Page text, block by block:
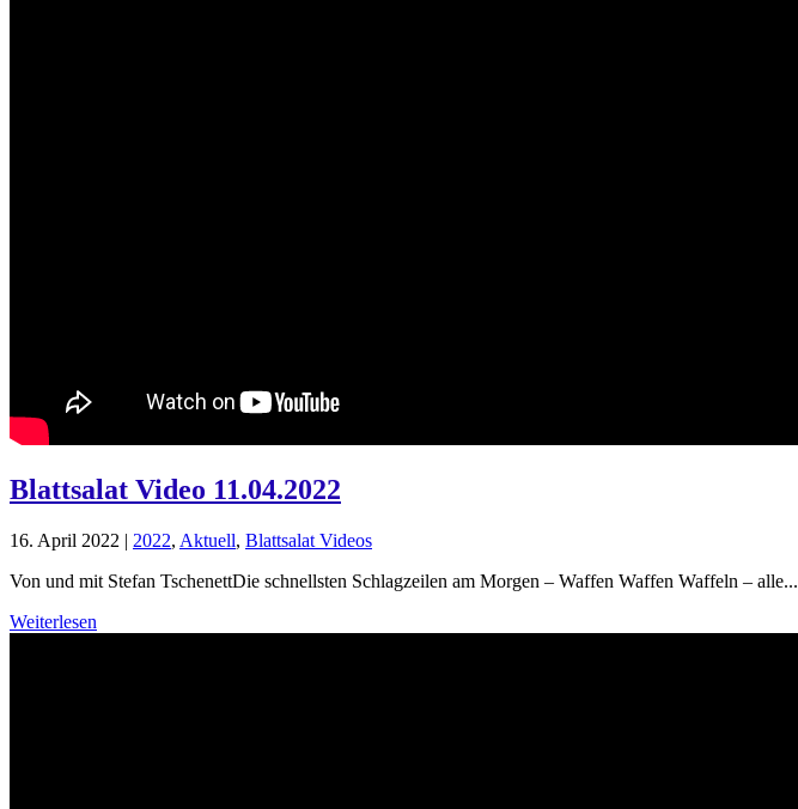
Blattsalat Video 11.04.2022
16. April 2022 | 2022, Aktuell, Blattsalat Videos
Von und mit Stefan TschenettDie schnellsten Schlagzeilen am Morgen – Waffen Waffen Waffeln – alle...
Weiterlesen